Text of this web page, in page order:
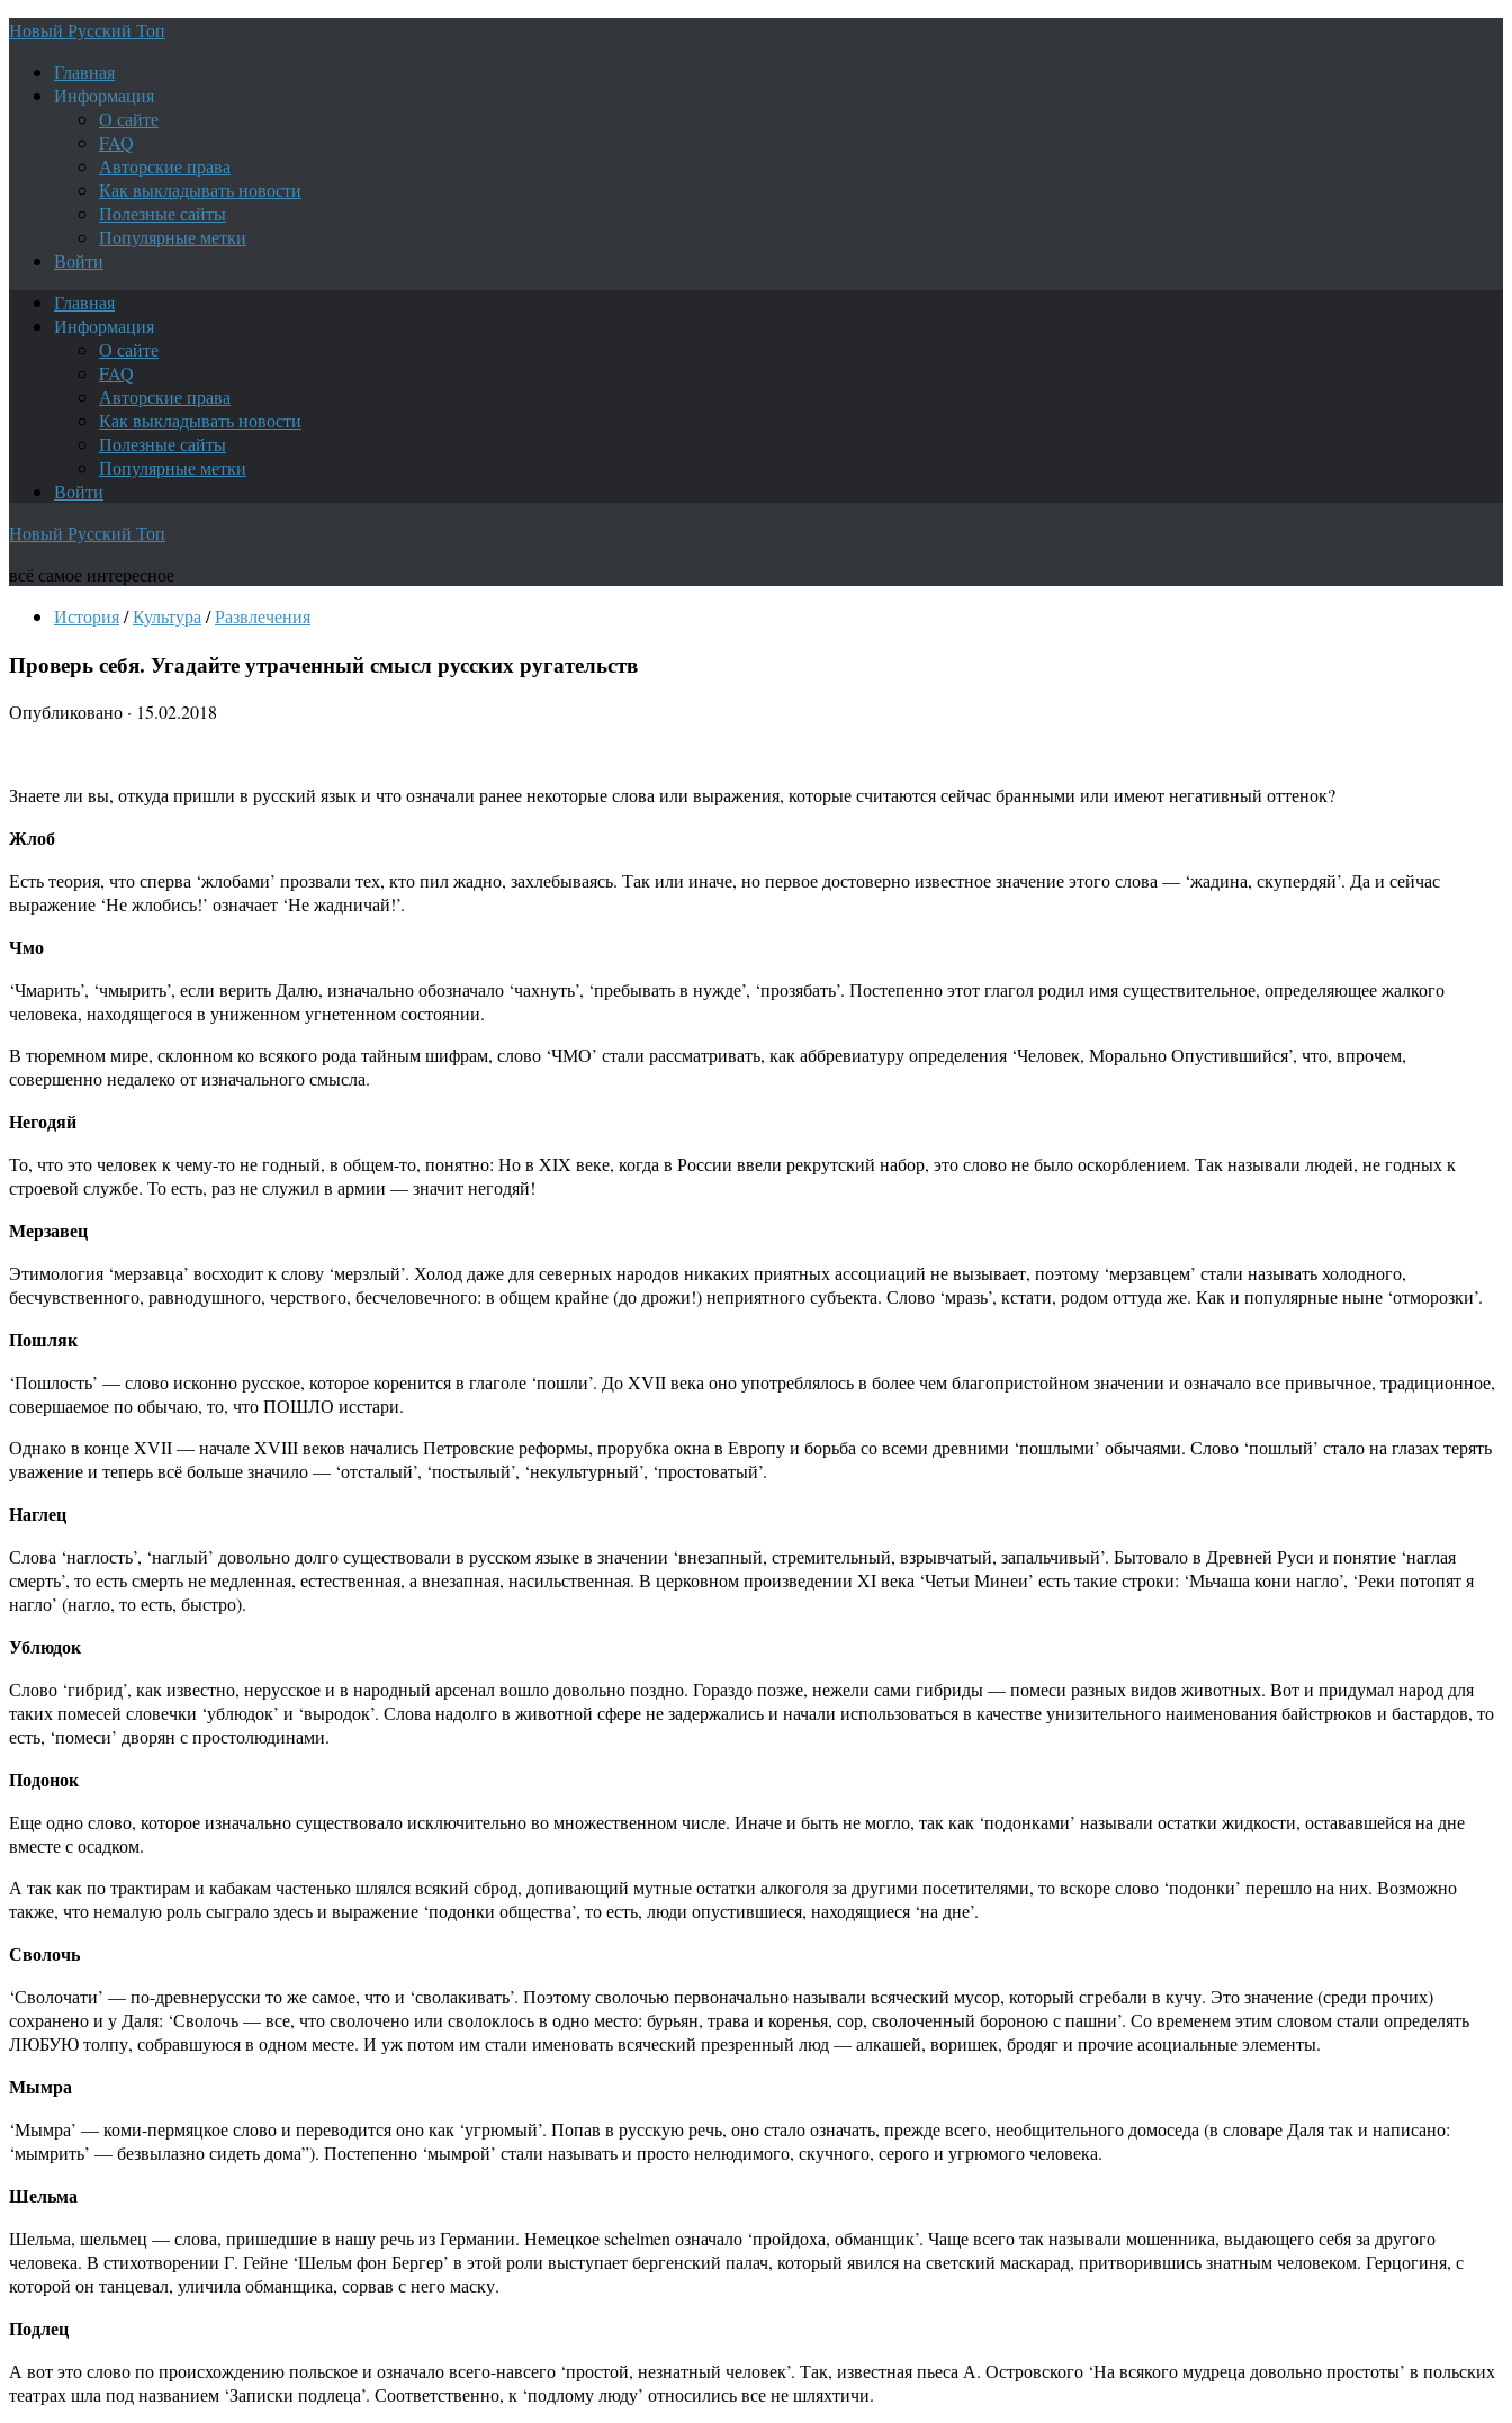
Новый Русский Топ
Главная
Информация
О сайте
FAQ
Авторские права
Как выкладывать новости
Полезные сайты
Популярные метки
Войти
Главная
Информация
О сайте
FAQ
Авторские права
Как выкладывать новости
Полезные сайты
Популярные метки
Войти
Новый Русский Топ
всё самое интересное
История/Культура /Развлечения
Проверь себя. Угадайте утраченный смысл русских ругательств
Опубликовано · 15.02.2018
Знаете ли вы, откуда пришли в русский язык и что означали ранее некоторые слова или выражения, которые считаются сейчас бранными или имеют негативный оттенок?
Жлоб
Есть теория, что сперва ‘жлобами’ прозвали тех, кто пил жадно, захлебываясь. Так или иначе, но первое достоверно известное значение этого слова — ‘жадина, скупердяй’. Да и сейчас
выражение ‘Не жлобись!’ означает ‘Не жадничай!’.
Чмо
‘Чмарить’, ‘чмырить’, если верить Далю, изначально обозначало ‘чахнуть’, ‘пребывать в нужде’, ‘прозябать’. Постепенно этот глагол родил имя существительное, определяющее жалкого
человека, находящегося в униженном угнетенном состоянии.
В тюремном мире, склонном ко всякого рода тайным шифрам, слово ‘ЧМО’ стали рассматривать, как аббревиатуру определения ‘Человек, Морально Опустившийся’, что, впрочем,
совершенно недалеко от изначального смысла.
Негодяй
То, что это человек к чему-то не годный, в общем-то, понятно: Но в XIX веке, когда в России ввели рекрутский набор, это слово не было оскорблением. Так называли людей, не годных к
строевой службе. То есть, раз не служил в армии — значит негодяй!
Мерзавец
Этимология ‘мерзавца’ восходит к слову ‘мерзлый’. Холод даже для северных народов никаких приятных ассоциаций не вызывает, поэтому ‘мерзавцем’ стали называть холодного,
бесчувственного, равнодушного, черствого, бесчеловечного: в общем крайне (до дрожи!) неприятного субъекта. Слово ‘мразь’, кстати, родом оттуда же. Как и популярные ныне ‘отморозки’.
Пошляк
‘Пошлость’ — слово исконно русское, которое коренится в глаголе ‘пошли’. До XVII века оно употреблялось в более чем благопристойном значении и означало все привычное, традиционное,
совершаемое по обычаю, то, что ПОШЛО исстари.
Однако в конце XVII — начале XVIII веков начались Петровские реформы, прорубка окна в Европу и борьба со всеми древними ‘пошлыми’ обычаями. Слово ‘пошлый’ стало на глазах терять
уважение и теперь всё больше значило — ‘отсталый’, ‘постылый’, ‘некультурный’, ‘простоватый’.
Наглец
Слова ‘наглость’, ‘наглый’ довольно долго существовали в русском языке в значении ‘внезапный, стремительный, взрывчатый, запальчивый’. Бытовало в Древней Руси и понятие ‘наглая
смерть’, то есть смерть не медленная, естественная, а внезапная, насильственная. В церковном произведении XI века ‘Четьи Минеи’ есть такие строки: ‘Мьчаша кони нагло’, ‘Реки потопят я
нагло’ (нагло, то есть, быстро).
Ублюдок
Слово ‘гибрид’, как известно, нерусское и в народный арсенал вошло довольно поздно. Гораздо позже, нежели сами гибриды — помеси разных видов животных. Вот и придумал народ для
таких помесей словечки ‘ублюдок’ и ‘выродок’. Слова надолго в животной сфере не задержались и начали использоваться в качестве унизительного наименования байстрюков и бастардов, то
есть, ‘помеси’ дворян с простолюдинами.
Подонок
Еще одно слово, которое изначально существовало исключительно во множественном числе. Иначе и быть не могло, так как ‘подонками’ называли остатки жидкости, остававшейся на дне
вместе с осадком.
А так как по трактирам и кабакам частенько шлялся всякий сброд, допивающий мутные остатки алкоголя за другими посетителями, то вскоре слово ‘подонки’ перешло на них. Возможно
также, что немалую роль сыграло здесь и выражение ‘подонки общества’, то есть, люди опустившиеся, находящиеся ‘на дне’.
Сволочь
‘Сволочати’ — по-древнерусски то же самое, что и ‘сволакивать’. Поэтому сволочью первоначально называли всяческий мусор, который сгребали в кучу. Это значение (среди прочих)
сохранено и у Даля: ‘Сволочь — все, что сволочено или сволоклось в одно место: бурьян, трава и коренья, сор, сволоченный бороною с пашни’. Со временем этим словом стали определять
ЛЮБУЮ толпу, собравшуюся в одном месте. И уж потом им стали именовать всяческий презренный люд — алкашей, воришек, бродяг и прочие асоциальные элементы.
Мымра
‘Мымра’ — коми-пермяцкое слово и переводится оно как ‘угрюмый’. Попав в русскую речь, оно стало означать, прежде всего, необщительного домоседа (в словаре Даля так и написано:
‘мымрить’ — безвылазно сидеть дома”). Постепенно ‘мымрой’ стали называть и просто нелюдимого, скучного, серого и угрюмого человека.
Шельма
Шельма, шельмец — слова, пришедшие в нашу речь из Германии. Немецкое schelmen означало ‘пройдоха, обманщик’. Чаще всего так называли мошенника, выдающего себя за другого
человека. В стихотворении Г. Гейне ‘Шельм фон Бергер’ в этой роли выступает бергенский палач, который явился на светский маскарад, притворившись знатным человеком. Герцогиня, с
которой он танцевал, уличила обманщика, сорвав с него маску.
Подлец
А вот это слово по происхождению польское и означало всего-навсего ‘простой, незнатный человек’. Так, известная пьеса А. Островского ‘На всякого мудреца довольно простоты’ в польских
театрах шла под названием ‘Записки подлеца’. Соответственно, к ‘подлому люду’ относились все не шляхтичи.